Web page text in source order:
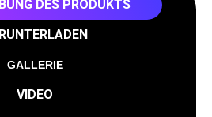
DES PRODUKTS
GALLERIE
VIDEO